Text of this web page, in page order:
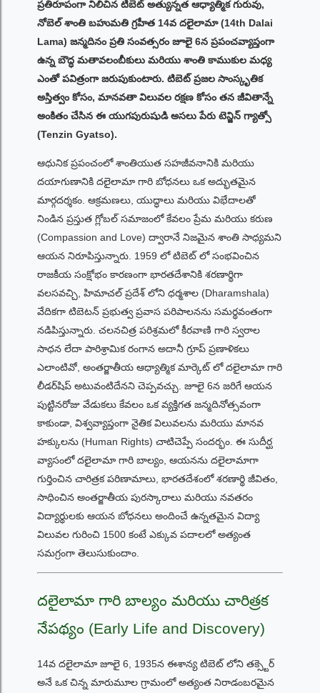
ప్రతిరూపంగా నిలిచిన టిబెట్ అత్యున్నత ఆధ్యాత్మిక గురువు,
నోబెల్ శాంతి బహుమతి గ్రహీత 14వ దలైలామా (14th Dalai
Lama) జన్మదినం ప్రతి సంవత్సరం జూలై 6న ప్రపంచవ్యాప్తంగా
ఉన్న బౌద్ధ మతావలంబీకులు మరియు శాంతి కాముకుల మధ్య
ఎంతో పవిత్రంగా జరుపుకుంటారు. టిబెట్ ప్రజల సాంస్కృతిక
అస్తిత్వం కోసం, మానవతా విలువల రక్షణ కోసం తన జీవితాన్నే
అంకితం చేసిన ఈ యుగపురుషుడి అసలు పేరు టెన్జిన్ గ్యాత్సో
(Tenzin Gyatso).
ఆధునిక ప్రపంచంలో శాంతియుత సహజీవనానికి మరియు
దయాగుణానికి దలైలామా గారి బోధనలు ఒక అద్భుతమైన
మార్గదర్శకం. ఆక్రమణలు, యుద్ధాలు మరియు విభేదాలతో
నిండిన ప్రస్తుత గ్లోబల్ సమాజంలో కేవలం ప్రేమ మరియు కరుణ
(Compassion and Love) ద్వారానే నిజమైన శాంతి సాధ్యమని
ఆయన నిరూపిస్తున్నారు. 1959 లో టిబెట్ లో సంభవించిన
రాజకీయ సంక్షోభం కారణంగా భారతదేశానికి శరణార్థిగా
వలసవచ్చి, హిమాచల్ ప్రదేశ్ లోని ధర్మశాల (Dharamshala)
వేదికగా టిబెటన్ ప్రభుత్వ ప్రవాస పరిపాలనను సమర్థవంతంగా
నడిపిస్తున్నారు. చలనచిత్ర పరిశ్రమలో కీరవాణి గారి స్వరాల
సాధన లేదా పారిశ్రామిక రంగాన అదానీ గ్రూప్ ప్రణాళికలు
ఎలాంటివో, అంతర్జాతీయ ఆధ్యాత్మిక మార్కెట్ లో దలైలామా గారి
లీడర్‌షిప్ అటువంటిదేనని చెప్పవచ్చు. జూలై 6న జరిగే ఆయన
పుట్టినరోజు వేడుకలు కేవలం ఒక వ్యక్తిగత జన్మదినోత్సవంగా
కాకుండా, విశ్వవ్యాప్తంగా నైతిక విలువలను మరియు మానవ
హక్కులను (Human Rights) చాటిచెప్పే సందర్భం. ఈ సుదీర్ఘ
వ్యాసంలో దలైలామా గారి బాల్యం, ఆయనను దలైలామాగా
గుర్తించిన చారిత్రక పరిణామాలు, భారతదేశంలో శరణార్థి జీవితం,
సాధించిన అంతర్జాతీయ పురస్కారాలు మరియు నవతరం
విద్యార్థులకు ఆయన బోధనలు అందించే ఉన్నతమైన విద్యా
విలువల గురించి 1500 కంటే ఎక్కువ పదాలలో అత్యంత
సమగ్రంగా తెలుసుకుందాం.
దలైలామా గారి బాల్యం మరియు చారిత్రక
నేపథ్యం (Early Life and Discovery)
14వ దలైలామా జూలై 6, 1935న ఈశాన్య టిబెట్ లోని తక్స్టెర్
అనే ఒక చిన్న మారుమూల గ్రామంలో అత్యంత నిరాడంబరమైన